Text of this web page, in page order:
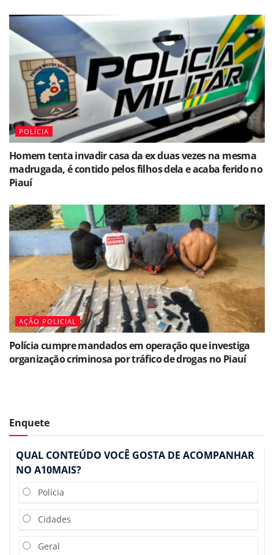
POLÍCIA
Homem tenta invadir casa da ex duas vezes na mesma
madrugada, é contido pelos filhos dela e acaba ferido no
Piauí
AÇÃO POLICIAL
Polícia cumpre mandados em operação que investiga
organização criminosa por tráfico de drogas no Piauí
Enquete
QUAL CONTEÚDO VOCÊ GOSTA DE ACOMPANHAR
NO A10MAIS?
Polícia
Cidades
Geral